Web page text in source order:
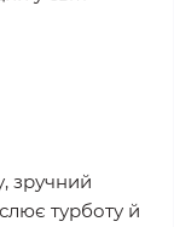
зручний
турботу й